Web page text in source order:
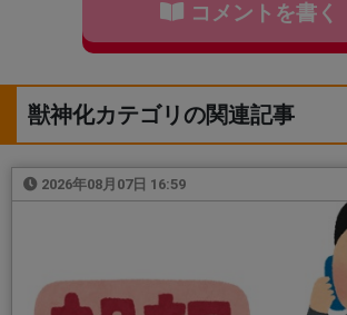
コメントを書く
獣神化カテゴリの関連記事
2026年08月07日 16:59